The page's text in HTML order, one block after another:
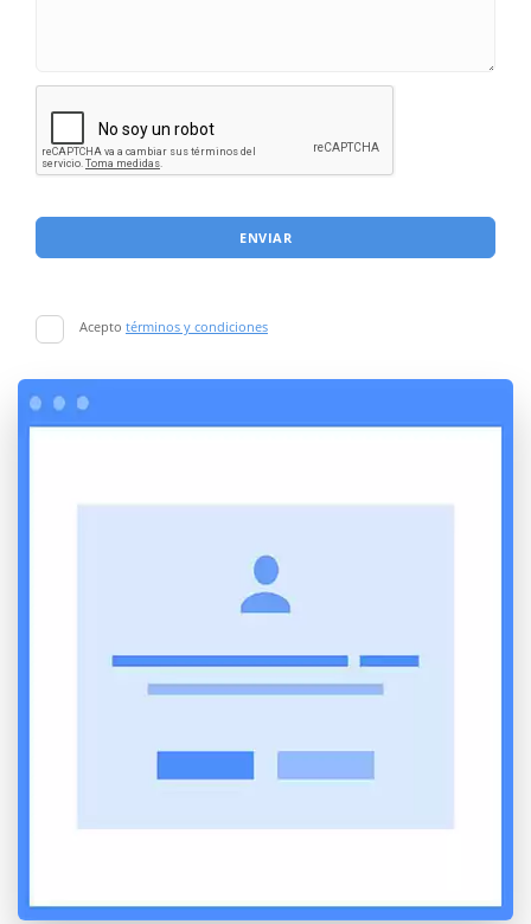
ENVIAR
Acepto términos y condiciones